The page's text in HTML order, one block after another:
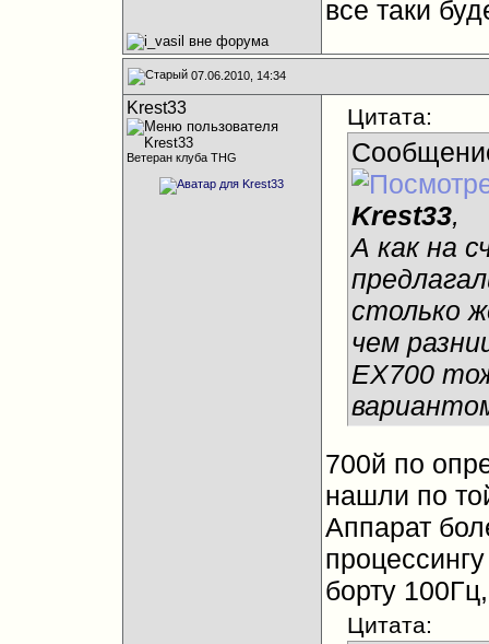
все таки
07.06.2010, 14:34
Krest33
Ветеран клуба THG
Цитата:
Krest33,
А как на
столько
чем
EX700
700й по
нашли по
Аппарат
борту
Цитата: